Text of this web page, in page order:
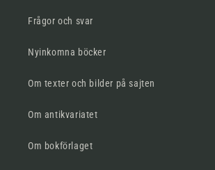
Frågor och svar
Nyinkomna böcker
Om texter och bilder på sajten
Om antikvariatet
Om bokförlaget